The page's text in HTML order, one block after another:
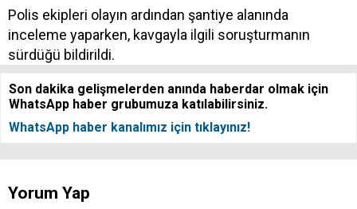
Polis ekipleri olayın ardından şantiye alanında
inceleme yaparken, kavgayla ilgili soruşturmanın
sürdüğü bildirildi.
Son dakika gelişmelerden anında haberdar olmak için
WhatsApp haber grubumuza katılabilirsiniz.
WhatsApp haber kanalımız için tıklayınız!
Yorum Yap